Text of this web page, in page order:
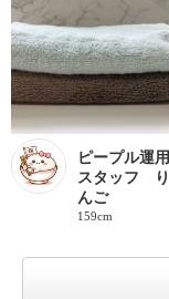
ピープル運用
スタッフ り
んご
159cm